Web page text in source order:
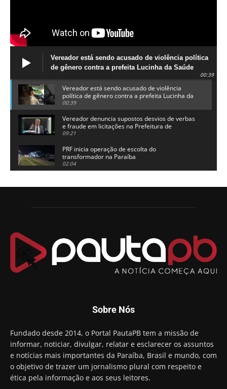
Vereador está sendo acusado de violência política
de gênero contra a prefeita Lucinha da Saúde
00:39
Vereador está sendo acusado de violência
política de gênero contra a prefeita Lucinha da
Saúde
00:39
Vereador denuncia supostos desvios de verbas
e fraude em licitações na Prefeitura de
Alhandra
09:21
PRF inicia operação de escolta do
transformador na Paraíba
02:04
candidatura a governador da Paraíba
Chapa dos sonhos: Cícero agradece a Galdino,
Arthur Lira parabeniza Karla Pimentel por sua
reeleição em Conde
00:23
Aguinaldo Ribeiro destaca apoio do PP a Hugo
preso e faz vídeo na cadeia
Hugo Motta retira projeto que permitia bancos
"confiscar" dinheiro de clientes
01:49
Descaso da gestão Panta deixa crianças e
professoras 'ilhadas' em creche
00:16
Sobre Nós
Fundado desde 2014, o Portal PautaPB tem a missão de
informar, noticiar, divulgar, relatar e esclarecer os assuntos
e notícias mais importantes da Paraíba, Brasil e mundo, com
o objetivo de trazer um jornalismo plural com respeito e
ética pela informação e aos seus leitores.